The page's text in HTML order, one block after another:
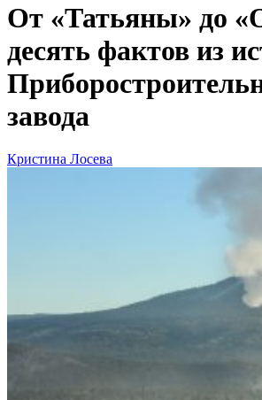
От «Татьяны» до
десять фактов из
завода
Кристина Лосева